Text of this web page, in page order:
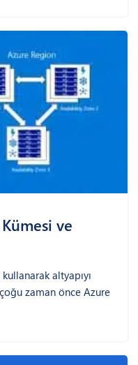
ve
altyapıyı
zaman önce Azure